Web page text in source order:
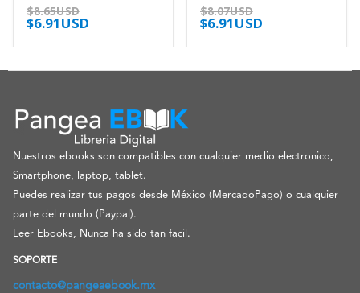
0out of 5
$8.65USD
$6.91USD
0out of 5
$8.07USD
$6.91USD
Nuestros ebooks son compatibles con cualquier medio electronico,
Smartphone, laptop, tablet.
Puedes realizar tus pagos desde México (MercadoPago) o cualquier
parte del mundo (Paypal).
Leer Ebooks, Nunca ha sido tan facil.
SOPORTE
contacto@pangeaebook.mx